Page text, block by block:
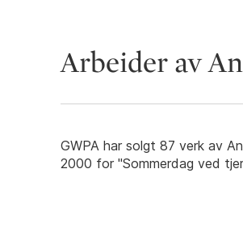
Arbeider av
GWPA har solgt 87 verk av
2000 for "Sommerdag ved